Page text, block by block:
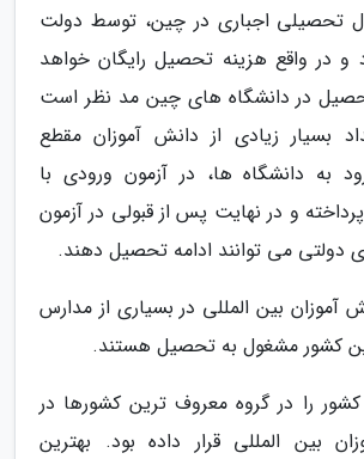
های 9 سال تحصیلی اجباری در چین، توسط دولت
در واقع هزینه تحصیل رایگان خواهد
در دانشگاه های چین مد نظر است
بسیار زیادی از دانش آموزان مقطع
به دانشگاه ها، در آزمون ورودی با
و در نهایت پس از قبولی در آزمون
دولتی می توانند ادامه تحصیل دهند.
آموزان بین المللی در بسیاری از مدارس
کشور مشغول به تحصیل هستند.
را در گروه معروف ترین کشورها در
بین المللی قرار داده بود. بهترین